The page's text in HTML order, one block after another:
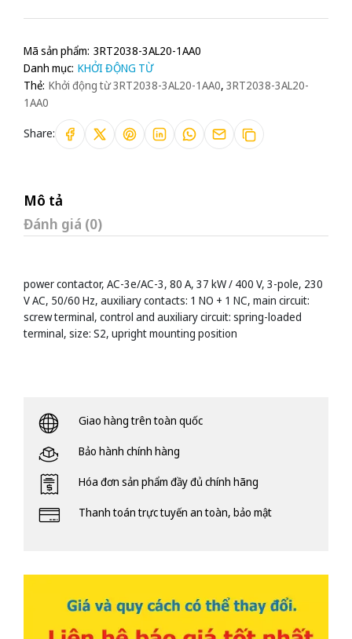
Mã sản phẩm: 3RT2038-3AL20-1AA0
Danh mục: KHỞI ĐỘNG TỪ
Thẻ: Khởi động từ 3RT2038-3AL20-1AA0, 3RT2038-3AL20-
1AA0
Share:
Mô tả
Đánh giá (0)
power contactor, AC-3e/AC-3, 80 A, 37 kW / 400 V, 3-pole, 230
V AC, 50/60 Hz, auxiliary contacts: 1 NO + 1 NC, main circuit:
screw terminal, control and auxiliary circuit: spring-loaded
terminal, size: S2, upright mounting position
Giao hàng trên toàn quốc
Bảo hành chính hàng
Hóa đơn sản phẩm đầy đủ chính hãng
Thanh toán trực tuyến an toàn, bảo mật